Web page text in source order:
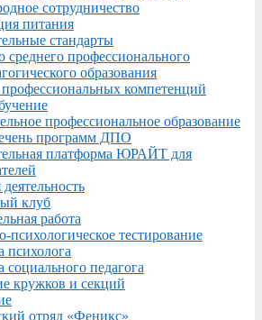
сотрудничество
питания
стандарты
среднего профессионального
образования
компетенций
профессиональное образование
программ ДПО
платформа ЮРАЙТ для
клуб
работа
психологическое тестирование
психолога
социального педагога
кружков и секций
отряд «Феникс»